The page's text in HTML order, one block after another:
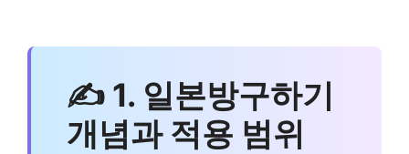
✍ 1. 일본방구하기
개념과 적용 범위